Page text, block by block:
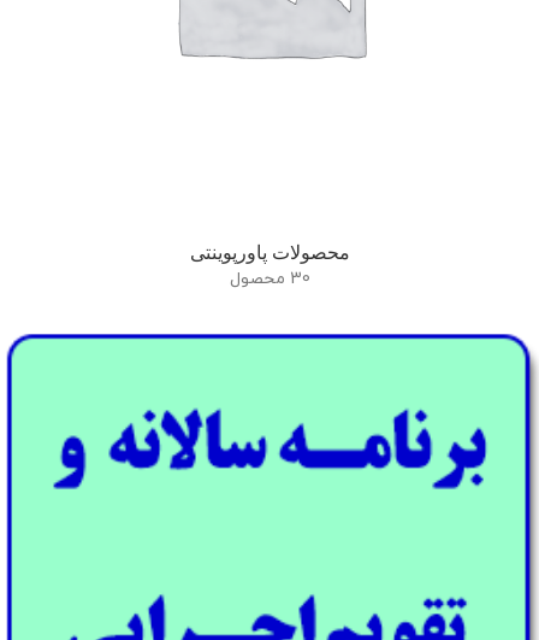
محصولات پاورپوینتی
30 محصول